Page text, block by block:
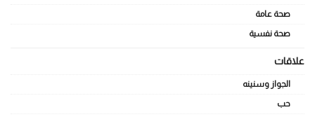
صحة عامة
صحة نفسية
علاقات
الجواز وسنينه
حب